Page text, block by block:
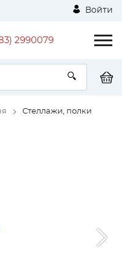
Войти
2990079
Стеллажи, полки